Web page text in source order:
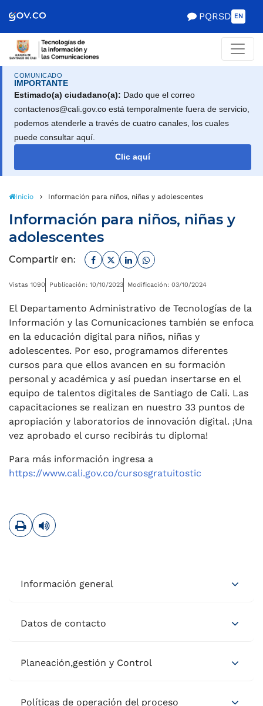
de Gobierno
PQRSD EN
COMUNICADO
IMPORTANTE
Estimado(a) ciudadano(a): Dado que el correo
contactenos@cali.gov.co está temporalmente fuera de servicio,
podemos atenderle a través de cuatro canales, los cuales
puede consultar aquí.
Clic aquí
Inicio Información para niños, niñas y adolescentes
Información para niños, niñas y
adolescentes
Compartir en: Facebook
TwitterLinkedinWhatsapp
Vistas 1090 Publicación: 10/10/2023 Modificación: 03/10/2024
El Departamento Administrativo de Tecnologías de la
Información y las Comunicaciones también se enfoca
en la educación digital para niños, niñas y
adolescentes. Por eso, programamos diferentes
cursos para que ellos avancen en su formación
personal y académica y así puedan insertarse en el
equipo de talentos digitales de Santiago de Cali. Las
capacitaciones se realizan en nuestro 33 puntos de
apropiación y laboratorios de innovación digital. ¡Una
vez aprobado el curso recibirás tu diploma!
Para más información ingresa a
https://www.cali.gov.co/cursosgratuitostic
ImprimirLeer contenido
Información general
Datos de contacto
Planeación,gestión y Control
Políticas de operación del proceso